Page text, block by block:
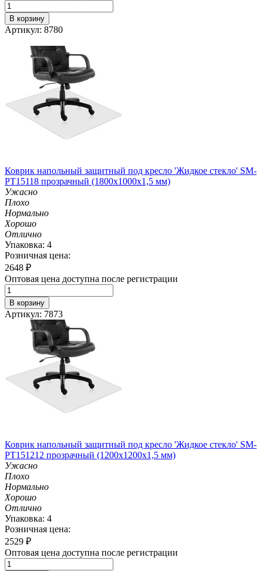
В корзину
Артикул: 8780
Коврик напольный защитный под кресло 'Жидкое стекло' SM-
PT15118 прозрачный (1800х1000х1,5 мм)
Ужасно
Плохо
Нормально
Хорошо
Отлично
Упаковка: 4
Розничная цена:
2648 ₽
Оптовая цена доступна после регистрации
В корзину
Артикул: 7873
Коврик напольный защитный под кресло 'Жидкое стекло' SM-
PT151212 прозрачный (1200х1200х1,5 мм)
Ужасно
Плохо
Нормально
Хорошо
Отлично
Упаковка: 4
Розничная цена:
2529 ₽
Оптовая цена доступна после регистрации